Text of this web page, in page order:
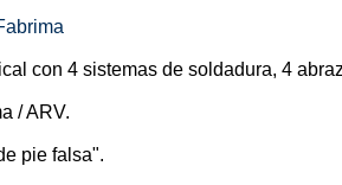
los productos envasados.
Carga del producto: El
con 4 sistemas de soldadura, 4
/ ARV.
pie falsa".